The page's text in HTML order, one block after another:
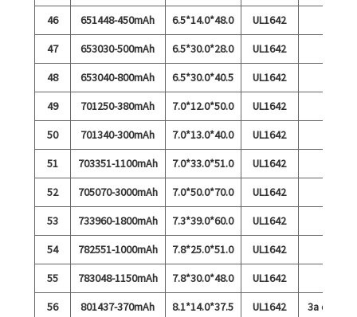
46
651448-450mAh 6.5*14.0*48.0
UL1642
47
653030-500mAh 6.5*30.0*28.0
UL1642
48
653040-800mAh 6.5*30.0*40.5
UL1642
49
701250-380mAh 7.0*12.0*50.0
UL1642
50
701340-300mAh 7.0*13.0*40.0
UL1642
51
703351-1100mAh 7.0*33.0*51.0
UL1642
52
705070-3000mAh 7.0*50.0*70.0
UL1642
53
733960-1800mAh 7.3*39.0*60.0
UL1642
54
782551-1000mAh 7.8*25.0*51.0
UL1642
55
783048-1150mAh 7.8*30.0*48.0
UL1642
56
801437-370mAh 8.1*14.0*37.5 UL1642
3a debit